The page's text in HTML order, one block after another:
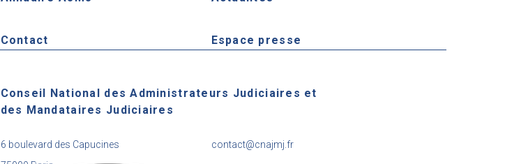
Contact Espace presse
Conseil National des Administrateurs Judiciaires et
des Mandataires Judiciaires
6 boulevard des Capucines
contact@cnajmj.fr